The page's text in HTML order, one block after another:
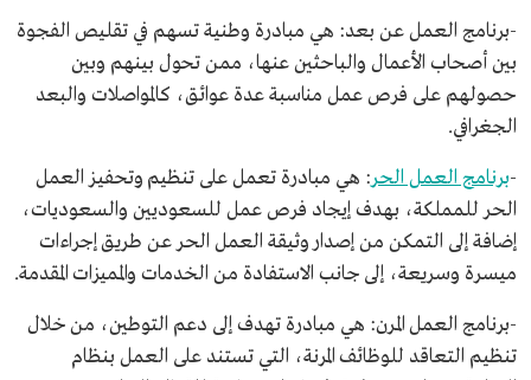
-برنامج العمل عن بعد: هي مبادرة وطنية تسهم في تقليص الفجوة
بين أصحاب الأعمال والباحثين عنها، ممن تحول بينهم وبين
حصولهم على فرص عمل مناسبة عدة عوائق، كالمواصلات والبعد
الجغرافي.
-برنامج العمل الحر: هي مبادرة تعمل على تنظيم وتحفيز العمل
الحر للمملكة، بهدف إيجاد فرص عمل للسعوديين والسعوديات،
إضافة إلى التمكن من إصدار وثيقة العمل الحر عن طريق إجراءات
ميسرة وسريعة، إلى جانب الاستفادة من الخدمات والمميزات المقدمة.
-برنامج العمل المرن: هي مبادرة تهدف إلى دعم التوطين، من خلال
تنظيم التعاقد للوظائف المرنة، التي تستند على العمل بنظام